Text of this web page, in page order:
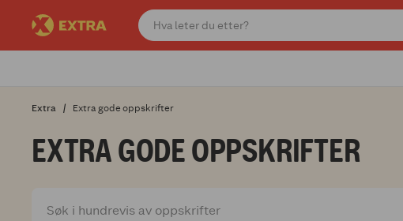
Extra Extra gode oppskrifter
EXTRA GODE OPPSKRIFTER